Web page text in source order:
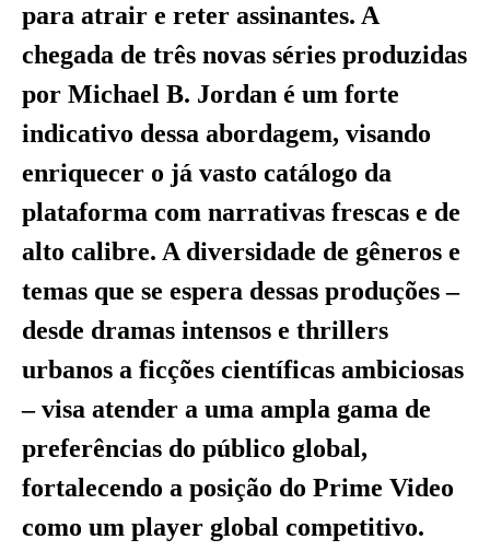
para atrair e reter assinantes. A
chegada de três novas séries produzidas
por Michael B. Jordan é um forte
indicativo dessa abordagem, visando
enriquecer o já vasto catálogo da
plataforma com narrativas frescas e de
alto calibre. A diversidade de gêneros e
temas que se espera dessas produções –
desde dramas intensos e thrillers
urbanos a ficções científicas ambiciosas
– visa atender a uma ampla gama de
preferências do público global,
fortalecendo a posição do Prime Video
como um player global competitivo.